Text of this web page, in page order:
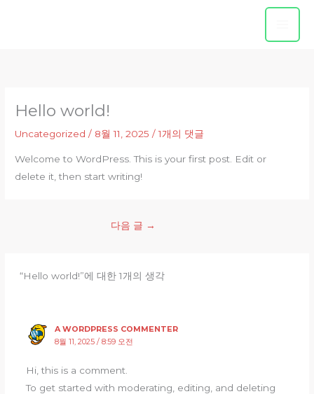
Hello world!
Uncategorized / 8월 11, 2025/1개의 댓글
Welcome to WordPress. This is your first post. Edit or
delete it, then start writing!
다음 글 →
“Hello world!”에 대한 1개의 생각
A WORDPRESS COMMENTER
8월 11, 2025 / 8:59 오전
Hi, this is a comment.
To get started with moderating, editing, and deleting